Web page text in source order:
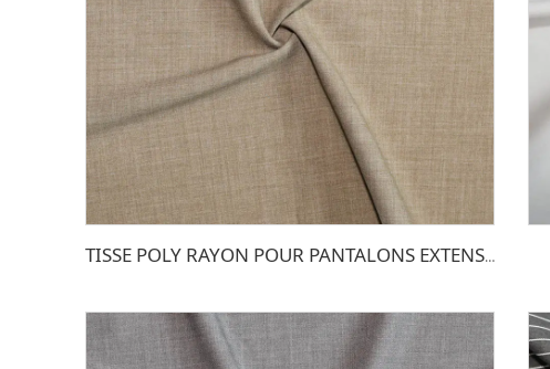
TISSE POLY RAYON POUR PANTALONS EXTENSIBLE